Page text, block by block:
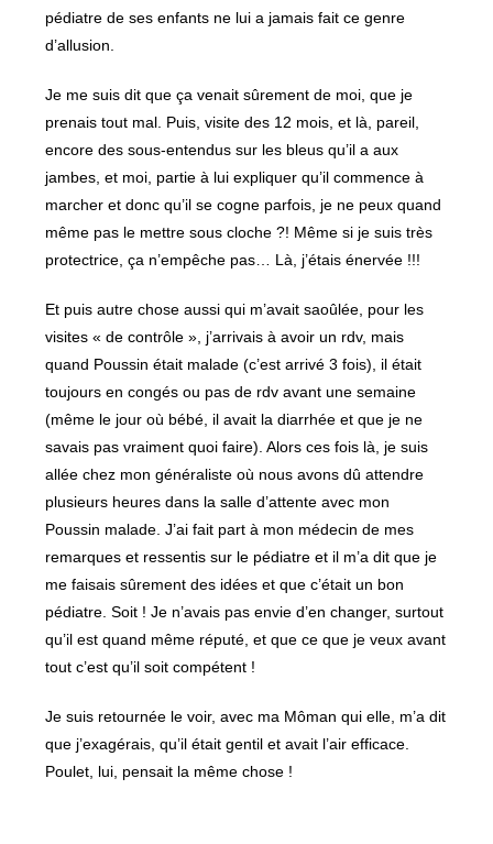
pédiatre de ses enfants ne lui a jamais fait ce genre
d’allusion.
Je me suis dit que ça venait sûrement de moi, que je
prenais tout mal. Puis, visite des 12 mois, et là, pareil,
encore des sous-entendus sur les bleus qu’il a aux
jambes, et moi, partie à lui expliquer qu’il commence à
marcher et donc qu’il se cogne parfois, je ne peux quand
même pas le mettre sous cloche ?! Même si je suis très
protectrice, ça n’empêche pas… Là, j’étais énervée !!!
Et puis autre chose aussi qui m’avait saoûlée, pour les
visites « de contrôle », j’arrivais à avoir un rdv, mais
quand Poussin était malade (c’est arrivé 3 fois), il était
toujours en congés ou pas de rdv avant une semaine
(même le jour où bébé, il avait la diarrhée et que je ne
savais pas vraiment quoi faire). Alors ces fois là, je suis
allée chez mon généraliste où nous avons dû attendre
plusieurs heures dans la salle d’attente avec mon
Poussin malade. J’ai fait part à mon médecin de mes
remarques et ressentis sur le pédiatre et il m’a dit que je
me faisais sûrement des idées et que c’était un bon
pédiatre. Soit ! Je n’avais pas envie d’en changer, surtout
qu’il est quand même réputé, et que ce que je veux avant
tout c’est qu’il soit compétent !
Je suis retournée le voir, avec ma Môman qui elle, m’a dit
que j’exagérais, qu’il était gentil et avait l’air efficace.
Poulet, lui, pensait la même chose !